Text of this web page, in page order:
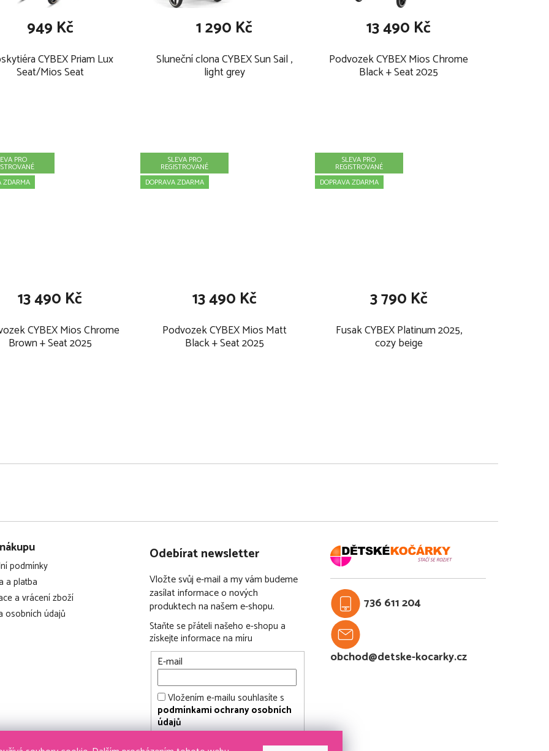
oblečení s
v ČSN EN 16781.
CYBEX Priam Lux
Seat/Mios Seat
949 Kč
Sluneční clona CYBEX Sun Sail ,
light grey
1 290 Kč
Podvozek CYBEX Mios Chrome
Black + Seat 2025
13 490 Kč
PRO
ZDARMA
CYBEX Mios Chrome
Brown + Seat 2025
13 490 Kč
SLEVA PRO
REGISTROVANÉ
DOPRAVA ZDARMA
Podvozek CYBEX Mios Matt
Black + Seat 2025
13 490 Kč
SLEVA PRO
REGISTROVANÉ
DOPRAVA ZDARMA
Fusak CYBEX Platinum 2025,
cozy beige
3 790 Kč
podmínky
a platba
a vrácení zboží
osobních údajů
Odebírat newsletter
Vložte svůj e-mail a my vám budeme
zasílat informace o nových
produktech na našem e-shopu.
Staňte se přáteli našeho e-shopu a
získejte informace na míru
E-mail
Vložením e-mailu souhlasíte s
podmínkami ochrany osobních
údajů
736 611 204
obchod@detske-kocarky.cz